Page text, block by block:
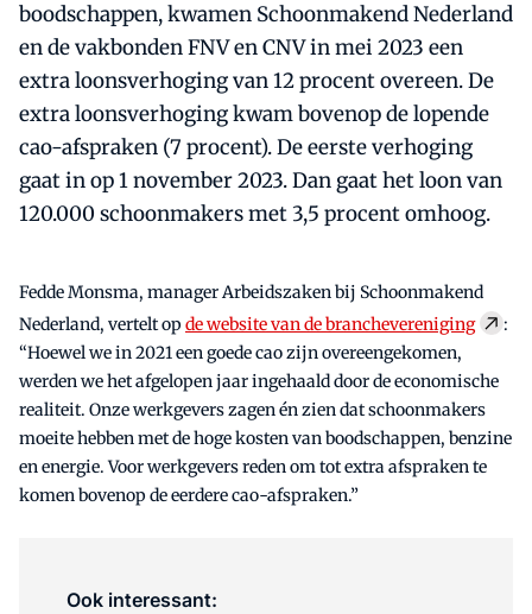
boodschappen, kwamen Schoonmakend Nederland
en de vakbonden FNV en CNV in mei 2023 een
extra loonsverhoging van 12 procent overeen. De
extra loonsverhoging kwam bovenop de lopende
cao-afspraken (7 procent). De eerste verhoging
gaat in op 1 november 2023. Dan gaat het loon van
120.000 schoonmakers met 3,5 procent omhoog.
Fedde Monsma, manager Arbeidszaken bij Schoonmakend
Nederland, vertelt op de website van de branchevereniging
:
“Hoewel we in 2021 een goede cao zijn overeengekomen,
werden we het afgelopen jaar ingehaald door de economische
realiteit. Onze werkgevers zagen én zien dat schoonmakers
moeite hebben met de hoge kosten van boodschappen, benzine
en energie. Voor werkgevers reden om tot extra afspraken te
komen bovenop de eerdere cao-afspraken.”
Ook interessant: